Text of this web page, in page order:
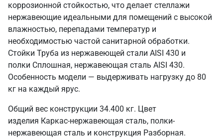
коррозионной стойкостью, что делает стеллажи
нержавеющие идеальными для помещений с высокой
влажностью, перепадами температур и
необходимостью частой санитарной обработки.
Стойки Труба из нержавеющей стали AISI 430 и
полки Сплошная, нержавеющая сталь AISI 430.
Особенность модели — выдерживать нагрузку до 80
кг на каждый ярус.
Общий вес конструкции 34.400 кг. Цвет
изделия Каркас-нержавеющая сталь, полки-
нержавеющая сталь и конструкция Разборная.